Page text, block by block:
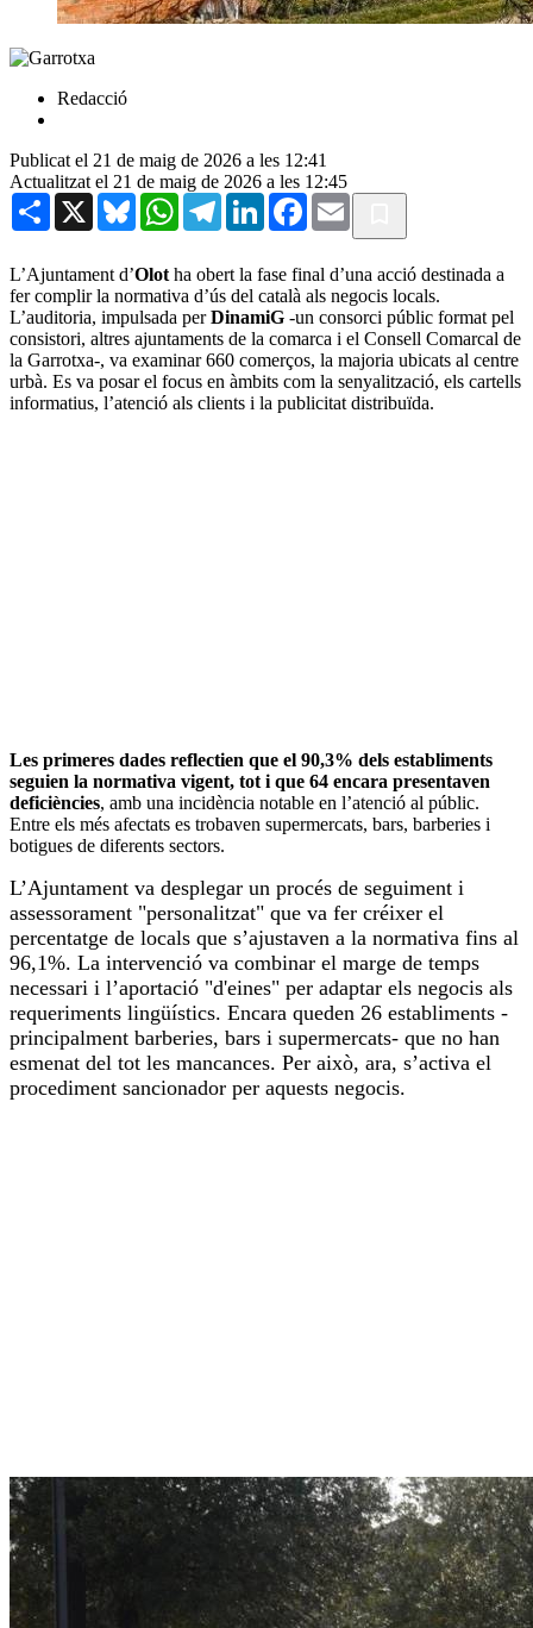
Redacció
Publicat el 21 de maig de 2026 a les 12:41
Actualitzat el 21 de maig de 2026 a les 12:45
Share X BlueskyWhatsAppTelegramLinkedInFacebook
Email
L’Ajuntament d’Olot ha obert la fase final d’una acció destinada a
fer complir la normativa d’ús del català als negocis locals.
L’auditoria, impulsada perDinamiG -un consorci públic format pel
consistori, altres ajuntaments de la comarca i el Consell Comarcal de
la Garrotxa-, va examinar 660 comerços, la majoria ubicats al centre
urbà. Es va posar el focus en àmbits com la senyalització, els cartells
informatius, l’atenció als clients i la publicitat distribuïda.
Les primeres dades reflectien que el 90,3% dels establiments
seguien la normativa vigent, tot i que 64 encara presentaven
deficiències, amb una incidència notable en l’atenció al públic.
Entre els més afectats es trobaven supermercats, bars, barberies i
botigues de diferents sectors.
L’Ajuntament va desplegar un procés de seguiment i
assessorament "personalitzat" que va fer créixer el
percentatge de locals que s’ajustaven a la normativa fins al
96,1%. La intervenció va combinar el marge de temps
necessari i l’aportació "d'eines" per adaptar els negocis als
requeriments lingüístics. Encara queden 26 establiments -
principalment barberies, bars i supermercats- que no han
esmenat del tot les mancances. Per això, ara, s’activa el
procediment sancionador per aquests negocis.